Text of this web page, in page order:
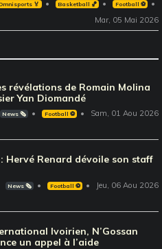
🏅 Basketball 🏀 Football ⚽️
Mar, 05 Mai 2026
révélations de Romain Molina
Yan Diomandé
News 🗞️ Football ⚽️ Sam, 01 Aou 2026
Hervé Renard dévoile son staff
News 🗞️ Football ⚽️ Jeu, 06 Aou 2026
Ivoirien, N’Gossan
un appel à l’aide